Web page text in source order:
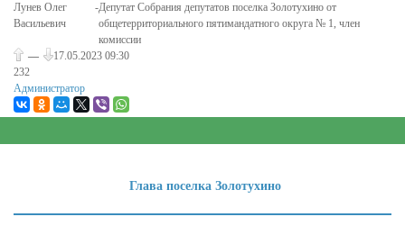
Полезные ресурсы
Правила, памятки для населения
Предоставление разрешения на условно разрешенный вид
предельных параметров ОКС
нахождения объектов, в отношении которых выданы
разрешения на строительство или реконструкцию
Лунев Олег
Васильевич
-Депутат Собрания депутатов поселка Золотухино от
общетерриториального пятимандатного округа № 1, член
комиссии
—
17.05.2023 09:30
232
Администратор
Глава поселка Золотухино